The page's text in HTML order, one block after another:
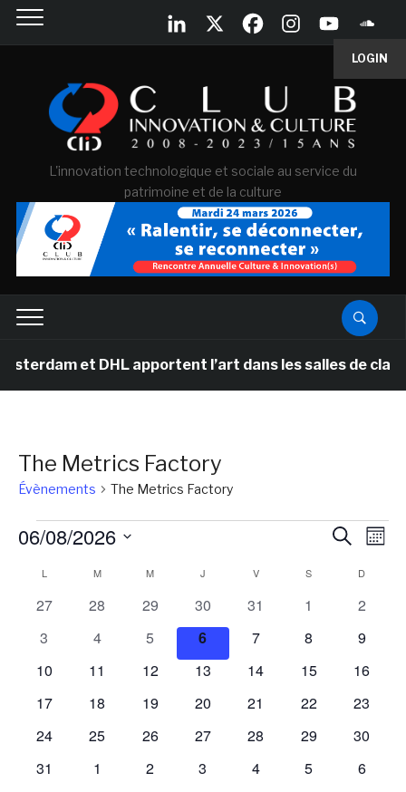
LOGIN
L'innovation technologique et sociale au service du
patrimoine et de la culture
et DHL apportent l’art dans les salles de
The Metrics Factory
Évènements The Metrics Factory
Évènements
de
Mois
06/08/2026
date.
Calendrier
de
Évènements
LLUNDI MMARDI M MERCREDI
J VVENDREDIS D
0
27
0
28
0
évènements
29
0
évènements
30
0
31
0
1
0
2
0
3
0
4
0
évènements
5
0
évènements
6
0
7
0
8
0
9
0
10
0
11
0
12
0
13
0
14
0
15
0
16
0
17
0
18
0
19
0
20
0
21
0
22
0
23
0
24
0
25
0
26
0
27
0
28
0
29
0
30
0
31
0
1
0
2
0
3
0
4
0
5
0
6